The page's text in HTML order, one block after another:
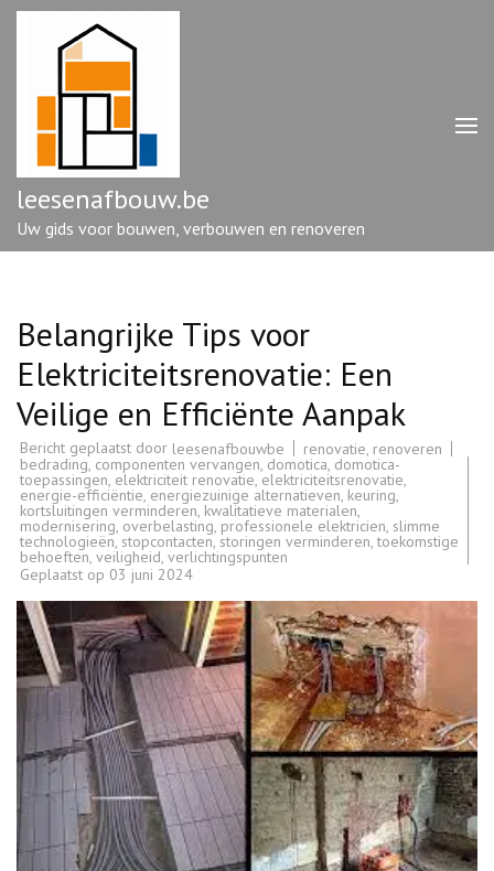
Ga
enter)
leesenafbouw.be
Uw gids voor bouwen, verbouwen en renoveren
Belangrijke Tips voor
Elektriciteitsrenovatie: Een
Veilige en Efficiënte Aanpak
Bericht geplaatst door leesenafbouwbe renovatie renoveren
bedrading, componenten vervangen, domotica, domotica-
toepassingen, elektriciteit renovatie, elektriciteitsrenovatie,
energie-efficiëntie, energiezuinige alternatieven, keuring,
kortsluitingen verminderen, kwalitatieve materialen,
modernisering, overbelasting, professionele elektricien, slimme
technologieën, stopcontacten, storingen verminderen,toekomstige
behoeften, veiligheid, verlichtingspunten
Geplaatst op 03 juni 2024